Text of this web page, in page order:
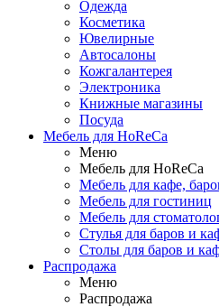
Одежда
Косметика
Ювелирные
Автосалоны
Кожгалантерея
Электроника
Книжные магазины
Посуда
Мебель для HoReCa
Меню
Мебель для HoReCa
Мебель для кафе,
Мебель для гостиниц
Мебель для
Стулья для баров и
Столы для баров и
Распродажа
Меню
Распродажа